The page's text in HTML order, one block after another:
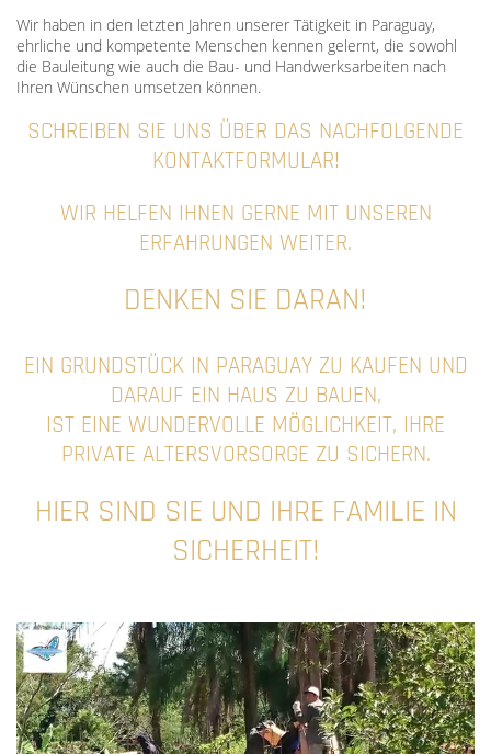
Wir haben in den letzten Jahren unserer Tätigkeit in Paraguay,
ehrliche und kompetente Menschen kennen gelernt, die sowohl
die Bauleitung wie auch die Bau- und Handwerksarbeiten nach
Ihren Wünschen umsetzen können.
SCHREIBEN SIE UNS ÜBER DAS NACHFOLGENDE
KONTAKTFORMULAR!
WIR HELFEN IHNEN GERNE MIT UNSEREN
ERFAHRUNGEN WEITER.
DENKEN SIE DARAN!
EIN GRUNDSTÜCK IN PARAGUAY ZU KAUFEN UND
DARAUF EIN HAUS ZU BAUEN,
IST EINE WUNDERVOLLE MÖGLICHKEIT, IHRE
PRIVATE ALTERSVORSORGE ZU SICHERN.
HIER SIND SIE UND IHRE FAMILIE IN
SICHERHEIT!